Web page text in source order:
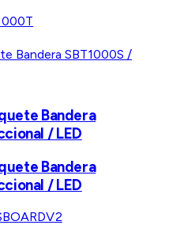
Bandera
/ LED
Bandera
/ LED